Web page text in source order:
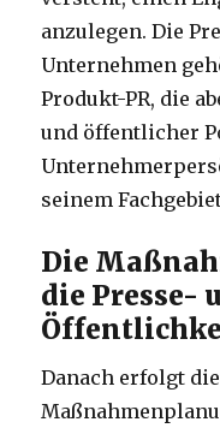
anzulegen. Die
Unternehmen
Produkt-PR, die
und öffentlicher
seinem
Die
die Presse-
Danach erfolgt